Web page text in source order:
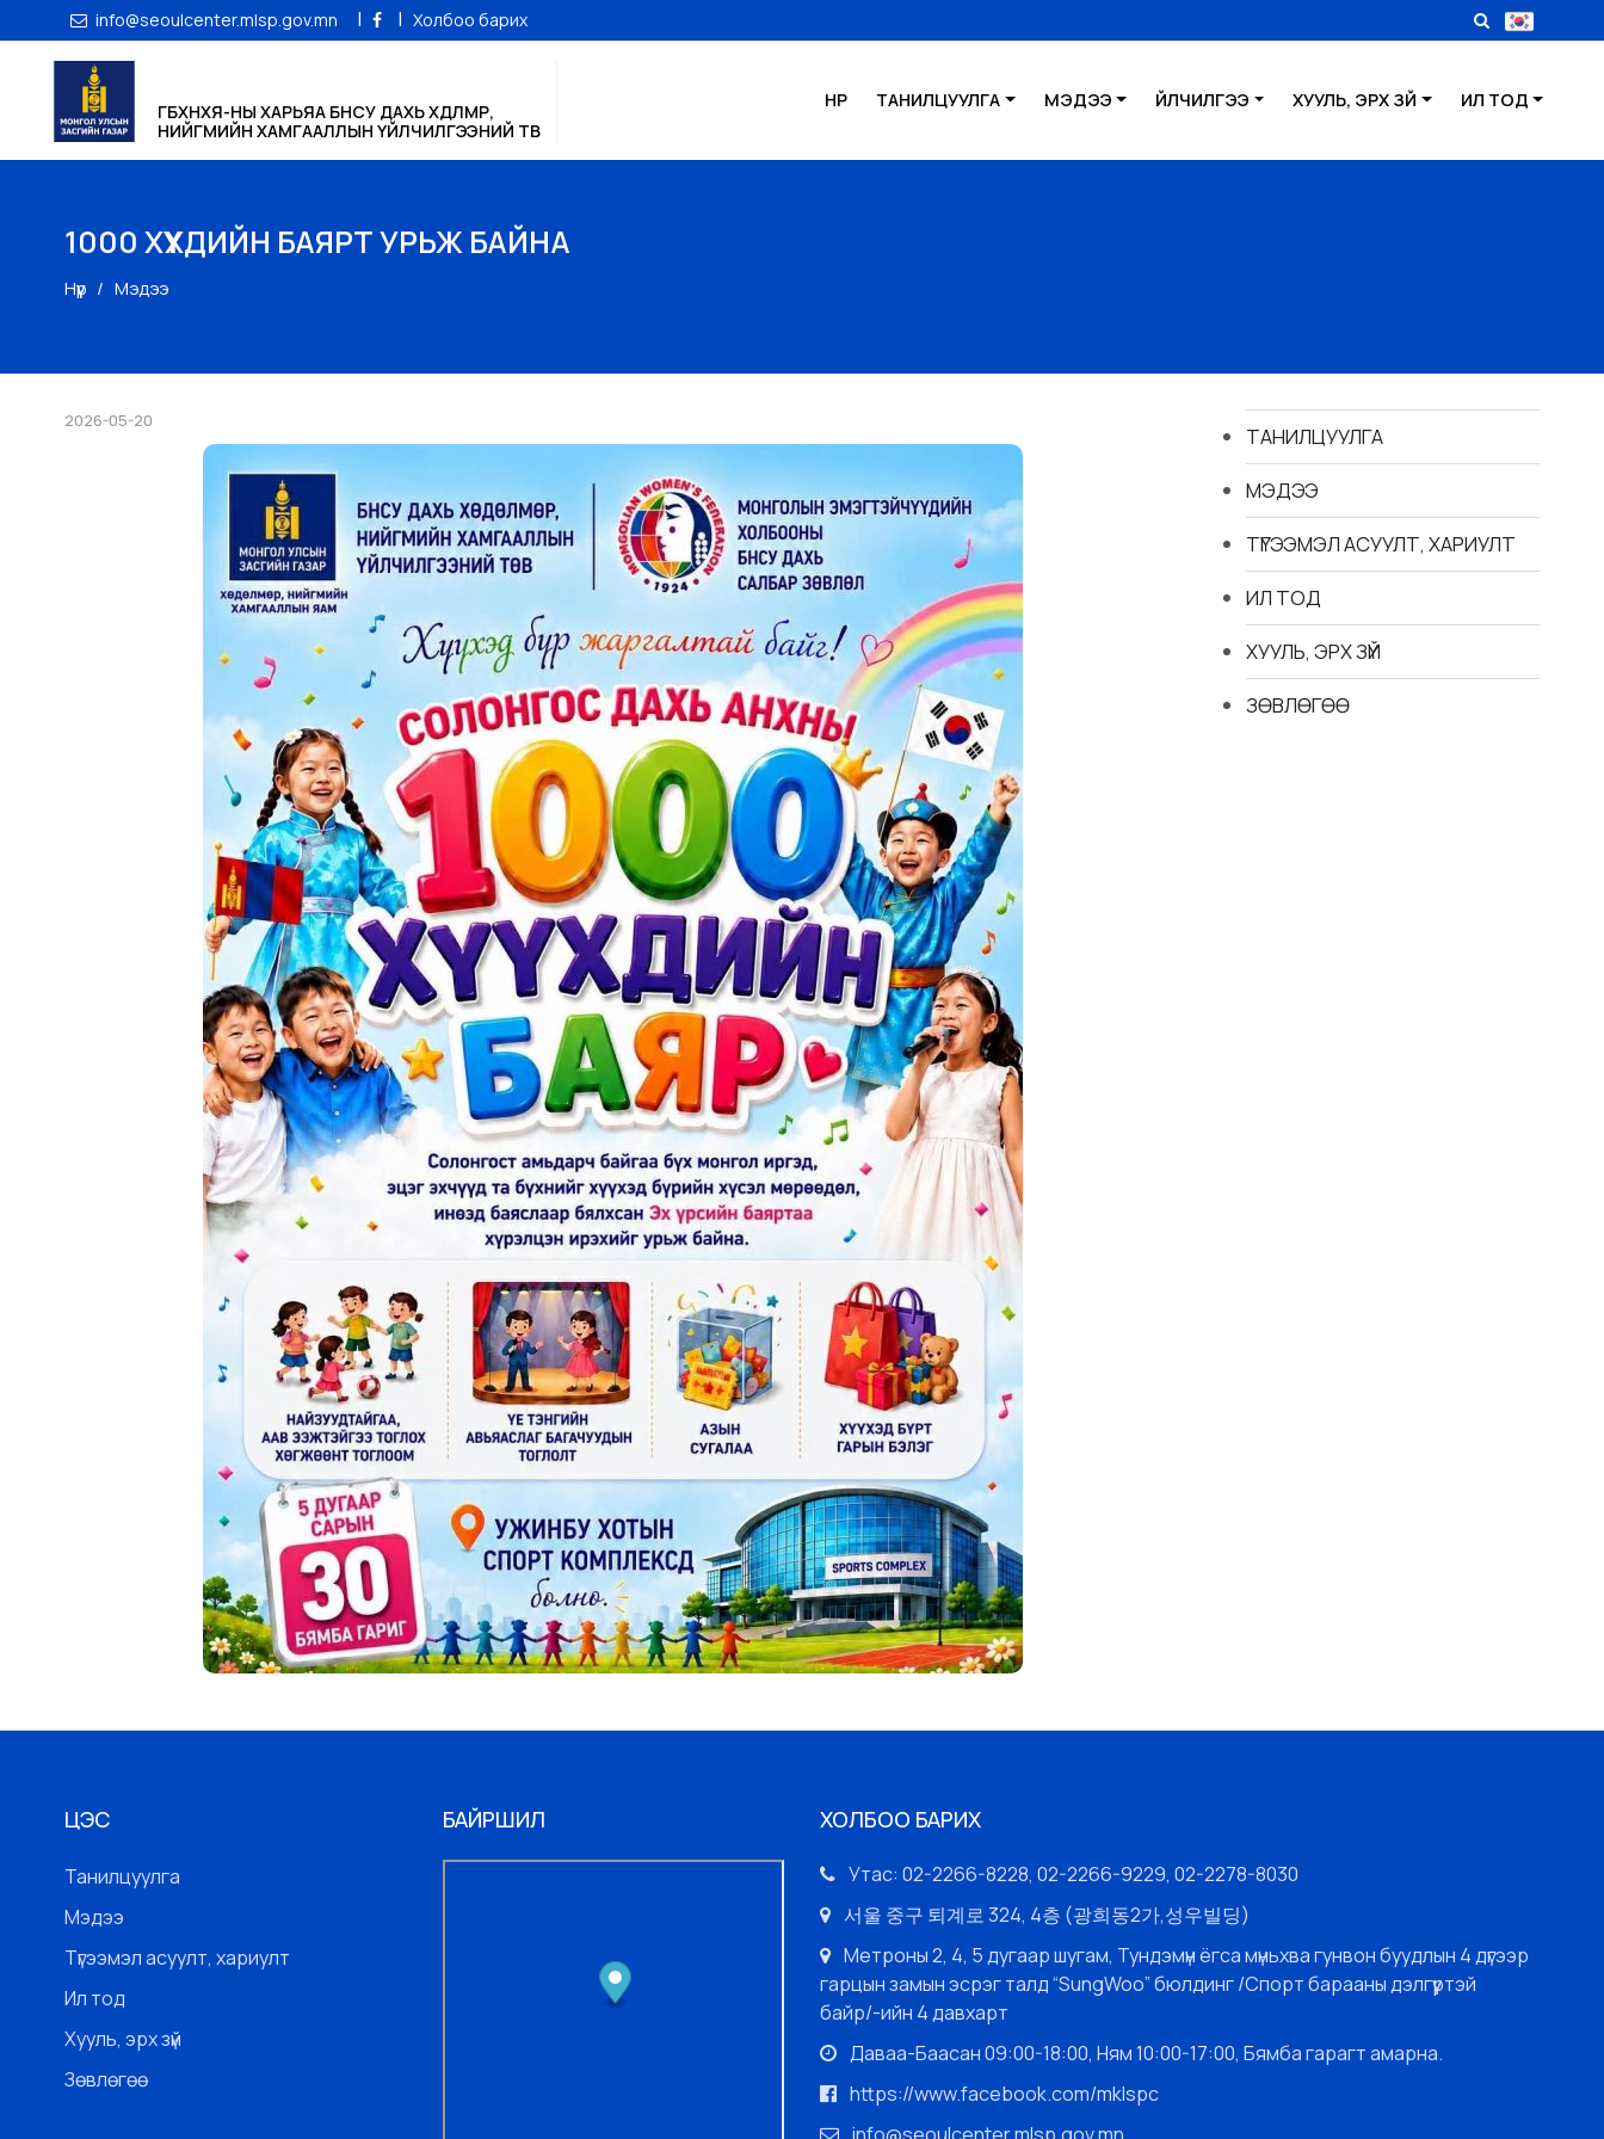
info@seoulcenter.mlsp.gov.mn | | Холбоо барих
ГБХНХЯ-НЫ ХАРЬЯА БНСУ ДАХЬ ХӨДӨЛМӨР,
НИЙГМИЙН ХАМГААЛЛЫН ҮЙЛЧИЛГЭЭНИЙ ТӨВ
НҮҮР ТАНИЛЦУУЛГА МЭДЭЭ ҮЙЛЧИЛГЭЭ ХУУЛЬ, ЭРХ ЗҮЙ ИЛ ТОД
1000 ХҮҮХДИЙН БАЯРТ УРЬЖ БАЙНА
Нүүр Мэдээ
2026-05-20
ТАНИЛЦУУЛГА
МЭДЭЭ
ТҮГЭЭМЭЛ АСУУЛТ, ХАРИУЛТ
ИЛ ТОД
ХУУЛЬ, ЭРХ ЗҮЙ
ЗӨВЛӨГӨӨ
ЦЭС
Танилцуулга
Мэдээ
Түгээмэл асуулт, хариулт
Ил тод
Хууль, эрх зүй
Зөвлөгөө
БАЙРШИЛ ХОЛБОО БАРИХ
Утас: 02-2266-8228, 02-2266-9229, 02-2278-8030
서울 중구 퇴계로 324, 4층 (광희동2가,성우빌딩)
Метроны 2, 4, 5 дугаар шугам, Тундэмүн ёгса мүньхва гунвон буудлын 4 дүгээр
гарцын замын эсрэг талд “SungWoo” бюлдинг /Спорт барааны дэлгүүртэй
байр/-ийн 4 давхарт
Даваа-Баасан 09:00-18:00, Ням 10:00-17:00, Бямба гарагт амарна.
https://www.facebook.com/mklspc